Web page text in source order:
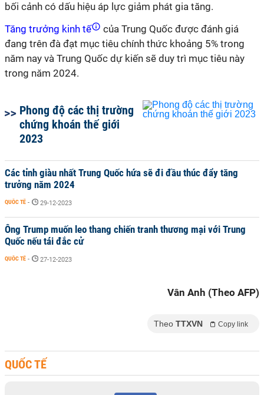
bối cảnh có dấu hiệu áp lực giảm phát gia tăng.
Tăng trưởng kinh tế
của Trung Quốc được đánh giá
đang trên đà đạt mục tiêu chính thức khoảng 5% trong
năm nay và Trung Quốc dự kiến sẽ duy trì mục tiêu này
trong năm 2024.
Phong độ các thị trường
chứng khoán thế giới
2023
Các tỉnh giàu nhất Trung Quốc hứa sẽ đi đầu thúc đẩy tăng
trưởng năm 2024
QUỐC TẾ - 29-12-2023
Ông Trump muốn leo thang chiến tranh thương mại với Trung
Quốc nếu tái đắc cử
QUỐC TẾ - 27-12-2023
Vân Anh (Theo AFP)
Theo TTXVN Copy link
QUỐC TẾ